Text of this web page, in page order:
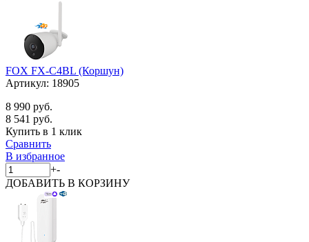
FOX FX-C4BL (Коршун)
Артикул: 18905
8 990 руб.
8 541 руб.
Купить в 1 клик
Сравнить
В избранное
+-
ДОБАВИТЬ В КОРЗИНУ